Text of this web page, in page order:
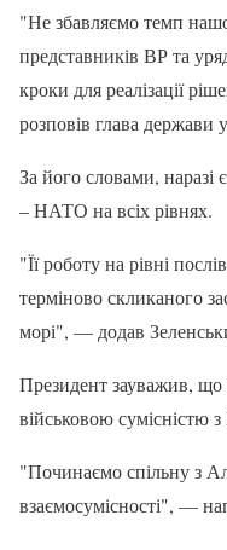
"Не збавляємо темп
представників ВР та
кроки для реалізації
розповів глава держави
За його словами, наразі
– НАТО на всіх рівнях.
"Її роботу на рівні
терміново скликаного
морі", — додав
Президент зауважив,
військовою сумісністю
"Починаємо спільну з
взаємосумісності", —